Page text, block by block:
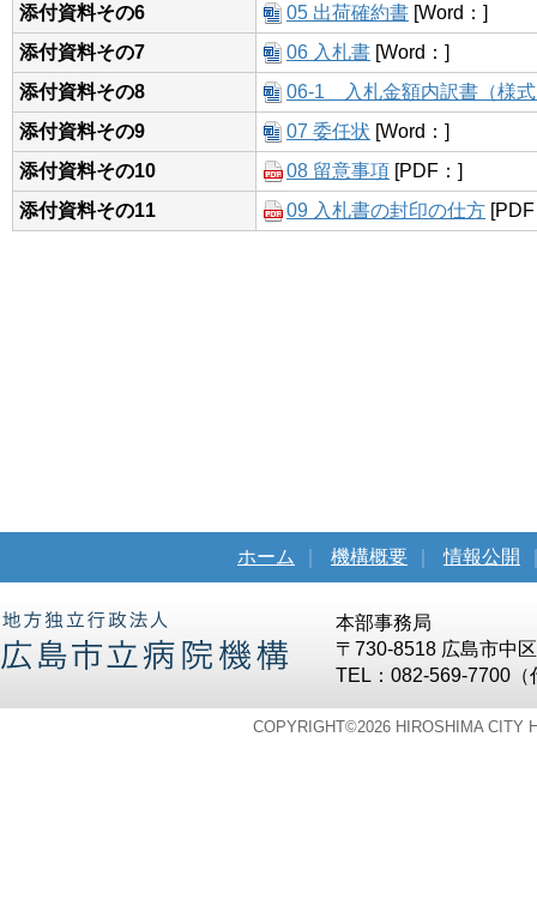
添付資料その6
05 出荷確約書 [Word：]
添付資料その7
06 入札書 [Word：]
添付資料その8
06-1 入札金額内訳書（様
添付資料その9
07 委任状 [Word：]
添付資料その10
08 留意事項 [PDF：]
添付資料その11
09 入札書の封印の仕方
ホーム 機構概要 情報公開
本部事務局
〒730-8518 広島市中
TEL：082-569-7700
COPYRIGHT©2026 HIROSHIMA CITY